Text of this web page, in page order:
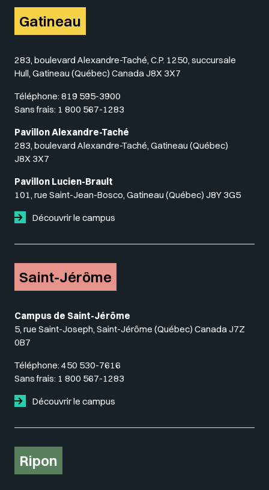
Gatineau
283, boulevard Alexandre-Taché, C.P. 1250, succursale
Hull, Gatineau (Québec) Canada J8X 3X7
Téléphone: 819 595-3900
Sans frais: 1 800 567-1283
Pavillon Alexandre-Taché
283, boulevard Alexandre-Taché, Gatineau (Québec)
J8X 3X7
Pavillon Lucien-Brault
101, rue Saint-Jean-Bosco, Gatineau (Québec) J8Y 3G5
Découvrir le campus
Saint-Jérôme
Campus de Saint-Jérôme
5, rue Saint-Joseph, Saint-Jérôme (Québec) Canada J7Z
0B7
Téléphone: 450 530-7616
Sans frais: 1 800 567-1283
Découvrir le campus
Ripon